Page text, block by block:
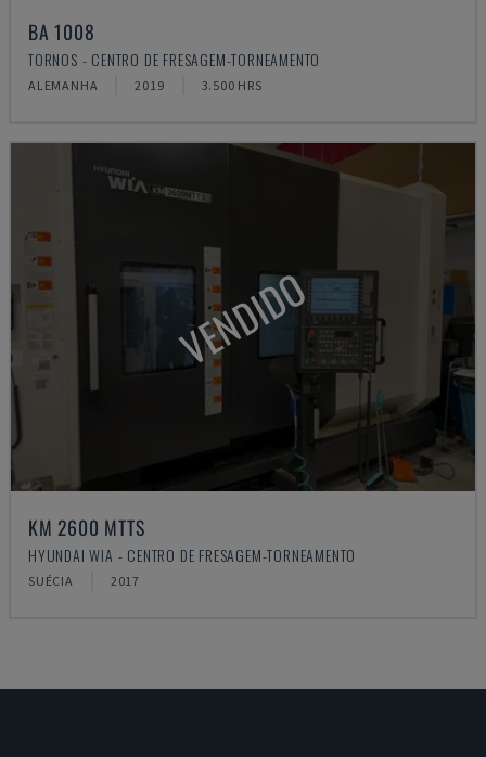
BA 1008
TORNOS - CENTRO DE FRESAGEM-TORNEAMENTO
ALEMANHA 2019 3.500 HRS
VENDIDO
KM 2600 MTTS
HYUNDAI WIA - CENTRO DE FRESAGEM-TORNEAMENTO
SUÉCIA 2017